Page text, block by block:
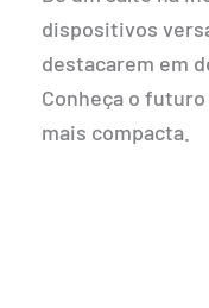
dispositivos
destacarem em
Conheça o
mais compacta.